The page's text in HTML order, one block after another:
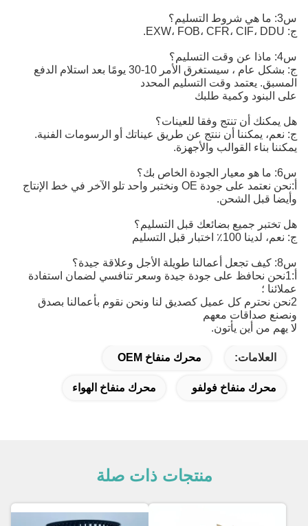
س3: ما هي شروط التسليم؟
ج: EXW، FOB، CFR، CIF، DDU.
س4: ماذا عن وقت التسليم؟
ج: بشكل عام ، سيستغرق الأمر 10-30 يومًا بعد استلام الدفع
المسبق. يعتمد وقت التسليم المحدد
على البنود وكمية طلبك
هل يمكنك أن تنتج وفقا للعينات؟
ج: نعم، يمكننا أن ننتج عن طريق عيناتك أو الرسومات الفنية.
يمكننا بناء القوالب والأجهزة.
س6: ما هو معيار الجودة الخاص بك؟
أ:
وأيضا قبل الشحن.
هل تختبر جميع بضائعك قبل التسليم؟
ج: نعم، لدينا 100٪ اختبار قبل التسليم
س8: كيف تجعل أعمالنا طويلة الأجل وعلاقة جيدة؟
أ:1نحن نحافظ على جودة جيدة وسعر تنافسي لضمان استفادة
عملائنا ؛
2نحن نحترم كل عميل كصديق لنا ونحن نقوم بأعمالنا بصدق
ونصنع صداقات معهم
لا يهم من أين يأتون.
العلامات: محرك منفاخ OEM
محرك منفاخ فولفو محرك منفاخ الهواء
منتجات ذات صلة